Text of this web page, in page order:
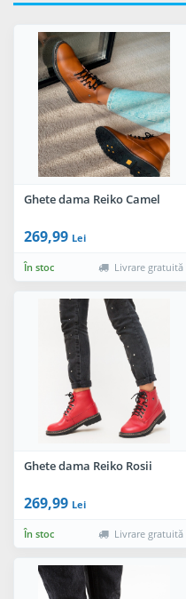
Ghete dama Reiko Camel
269,99 Lei
În stoc Livrare gratuită
Ghete dama Reiko Rosii
269,99 Lei
În stoc Livrare gratuită